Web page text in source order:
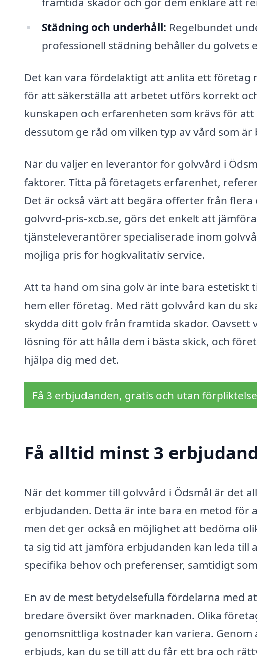
Städning och underhåll: Regelbundet
professionell städning behåller du golvets
Det kan vara fördelaktigt att anlita ett företag
för att säkerställa att arbetet utförs korrekt
kunskapen och erfarenheten som krävs för
dessutom ge råd om vilken typ av vård som
När du väljer en leverantör för golvvård i
faktorer. Titta på företagets erfarenhet,
Det är också värt att begära offerter från
golvvrd-pris-xcb.se, görs det enkelt att
tjänsteleverantörer specialiserade inom
möjliga pris för högkvalitativ service.
Att ta hand om sina golv är inte bara
hem eller företag. Med rätt golvvård kan du
skydda ditt golv från framtida skador. Oavsett
lösning för att hålla dem i bästa skick, och
hjälpa dig med det.
Få 3 erbjudanden, gratis och utan
Få alltid minst 3
När det kommer till golvvård i Ödsmål är det
erbjudanden. Detta är inte bara en metod för
men det ger också en möjlighet att bedöma
ta sig tid att jämföra erbjudanden kan leda till
specifika behov och preferenser, samtidigt
En av de mest betydelsefulla fördelarna med
bredare översikt över marknaden. Olika
genomsnittliga kostnader kan variera.
erbjuds, kan du se till att du får ett bra och